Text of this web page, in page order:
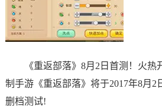
《重返部落》8月2日首测！火热
制手游《重返部落》将于2017年8月2
删档测试!